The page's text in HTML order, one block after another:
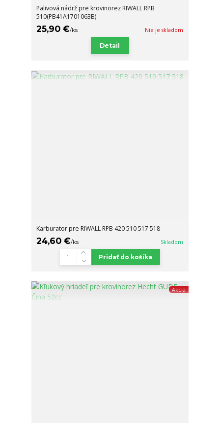
Palivová nádrž pre krovinorez RIWALL RPB
510(PB41A1701063B)
25,90 €/ks Nie je skladom
Detail
Karburator pre RIWALL RPB 420 510 517 518
24,60 €/ks Skladom
Pridať do košíka
Akcia